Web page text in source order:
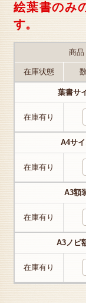
絵葉書のみ
す。
商品
在庫状態
葉書サ
在庫有り
A4サ
在庫有り
A3額
在庫有り
A3ノビ
在庫有り